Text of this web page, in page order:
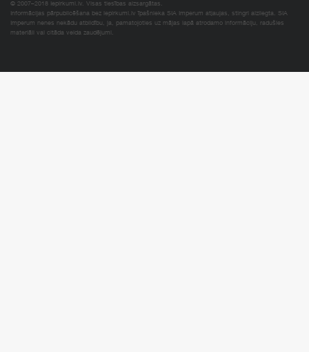
© 2007–2018 Iepirkumi.lv. Visas tiesības aizsargātas.
Informācijas pārpublicēšana bez iepirkumi.lv īpašnieka SIA Imperum atļaujas, stingri aizliegta. SIA
Imperum nenes nekādu atbildību, ja, pamatojoties uz mājas lapā atrodamo informāciju, radušies
materiāli vai citāda veida zaudējumi.